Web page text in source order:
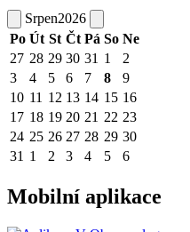
Srpen2026
Po Út St Čt Pá So Ne
27 28 29 30 31 1
2
3
4 5 6 7 8
9
10 11 12 13 14 15 16
17 18 19 20 21 22 23
24 25 26 27 28 29 30
31 1 2 3 4 5 6
Mobilní aplikace